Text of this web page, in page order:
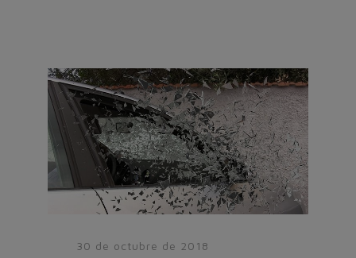
30 de octubre de 2018